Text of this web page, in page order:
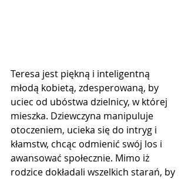
Teresa jest piękną i inteligentną
młodą kobietą, zdesperowaną, by
uciec od ubóstwa dzielnicy, w której
mieszka. Dziewczyna manipuluje
otoczeniem, ucieka się do intryg i
kłamstw, chcąc odmienić swój los i
awansować społecznie. Mimo iż
rodzice dokładali wszelkich starań, by